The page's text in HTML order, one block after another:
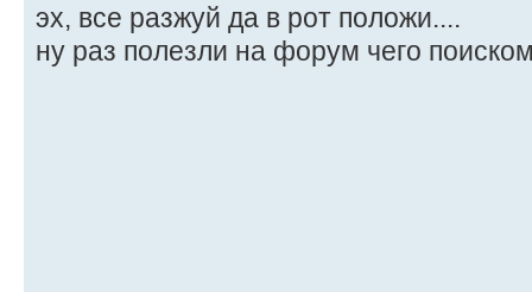
эх, все разжуй да в рот положи....
ну раз полезли на форум чего